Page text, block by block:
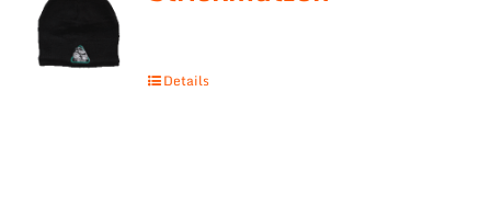
Details